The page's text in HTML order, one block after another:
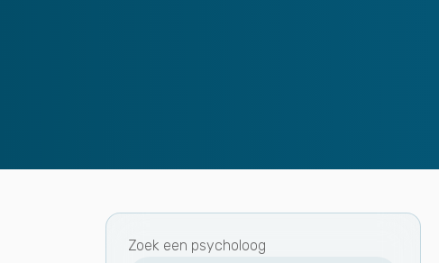
Zoek een psycholoog